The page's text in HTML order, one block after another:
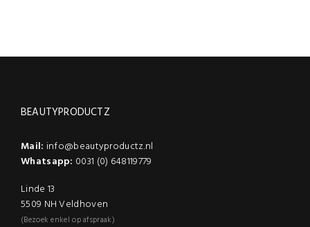
BEAUTYPRODUCTZ
Mail: info@beautyproductz.nl
Whatsapp: 0031 (0) 648119779
Linde 13
5509 NH Veldhoven
(Bezoek enkel op afspraak)